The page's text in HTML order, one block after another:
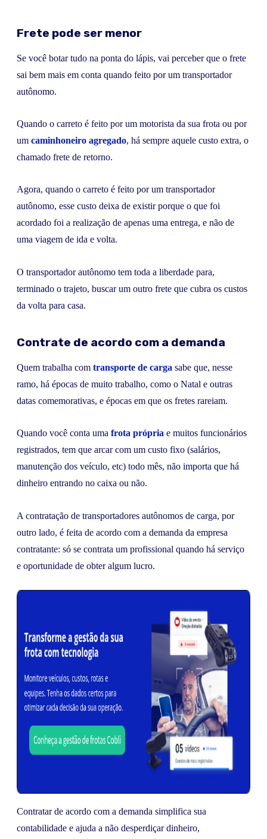
Frete pode ser menor
Se você botar tudo na ponta do lápis, vai perceber que o frete
sai bem mais em conta quando feito por um transportador
autônomo.
Quando o carreto é feito por um motorista da sua frota ou por
um caminhoneiro agregado, há sempre aquele custo extra, o
chamado frete de retorno.
Agora, quando o carreto é feito por um transportador
autônomo, esse custo deixa de existir porque o que foi
acordado foi a realização de apenas uma entrega, e não de
uma viagem de ida e volta.
O transportador autônomo tem toda a liberdade para,
terminado o trajeto, buscar um outro frete que cubra os custos
da volta para casa.
Contrate de acordo com a demanda
Quem trabalha com transporte de carga sabe que, nesse
ramo, há épocas de muito trabalho, como o Natal e outras
datas comemorativas, e épocas em que os fretes rareiam.
Quando você conta uma frota própria e muitos funcionários
registrados, tem que arcar com um custo fixo (salários,
manutenção dos veículo, etc) todo mês, não importa que há
dinheiro entrando no caixa ou não.
A contratação de transportadores autônomos de carga, por
outro lado, é feita de acordo com a demanda da empresa
contratante: só se contrata um profissional quando há serviço
e oportunidade de obter algum lucro.
Contratar de acordo com a demanda simplifica sua
contabilidade e ajuda a não desperdiçar dinheiro,